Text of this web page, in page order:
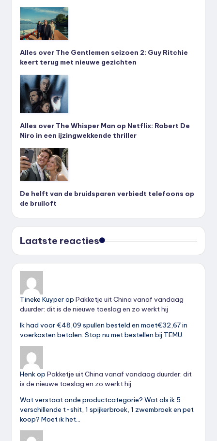
Alles over The Gentlemen seizoen 2: Guy Ritchie
keert terug met nieuwe gezichten
Alles over The Whisper Man op Netflix: Robert De
Niro in een ijzingwekkende thriller
De helft van de bruidsparen verbiedt telefoons op
de bruiloft
Laatste reacties
Tineke Kuyperop Pakketje uit China vanaf vandaag
duurder: dit is de nieuwe toeslag en zo werkt hij
Ik had voor €48,09 spullen besteld en moet€32,67 in
voerkosten betalen. Stop nu met bestellen bij TEMU.
Henkop Pakketje uit China vanaf vandaag duurder: dit
is de nieuwe toeslag en zo werkt hij
Wat verstaat onde productcategorie? Wat als ik 5
verschillende t-shit, 1 spijkerbroek, 1 zwembroek en pet
koop? Moet ik het…